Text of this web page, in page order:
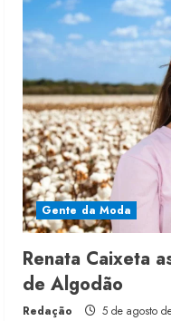
Gente da Moda
Renata Caixeta
de Algodão
Redação 5 de agosto